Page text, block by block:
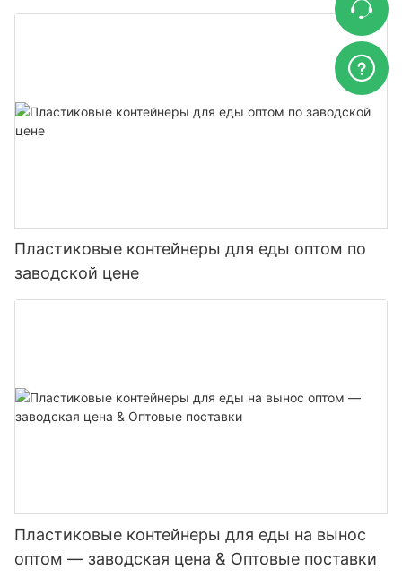
Пластиковые контейнеры для еды оптом по
заводской цене
Пластиковые контейнеры для еды на вынос
оптом — заводская цена & Оптовые поставки